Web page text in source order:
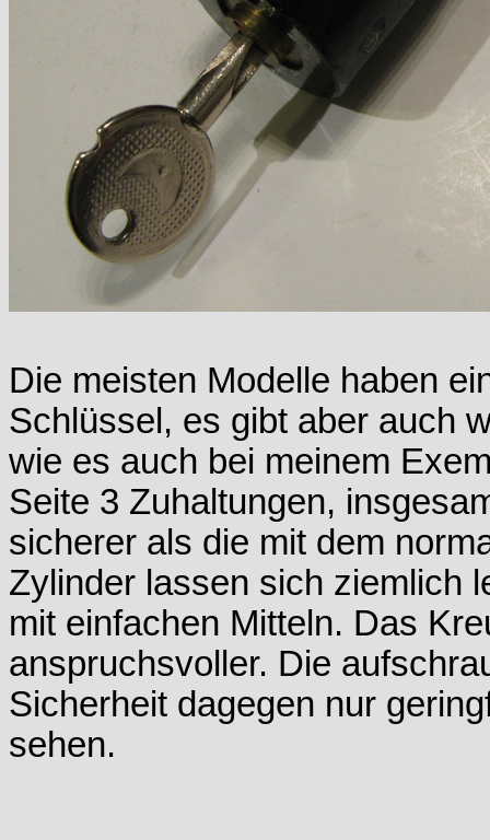
Die meisten Modelle haben
Schlüssel, es gibt aber auch
wie es auch bei meinem
Seite 3 Zuhaltungen,
sicherer als die mit dem
Zylinder lassen sich ziemlich
mit einfachen Mitteln. Das
anspruchsvoller. Die
Sicherheit dagegen nur
sehen.